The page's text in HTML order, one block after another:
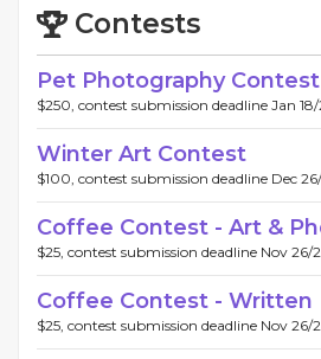
Contests
Pet Photography Contest
$250, contest submission deadline Jan 18/
Winter Art Contest
$100, contest submission deadline Dec 26/
Coffee Contest - Art &
$25, contest submission deadline Nov 26/
Coffee Contest - Written
$25, contest submission deadline Nov 26/